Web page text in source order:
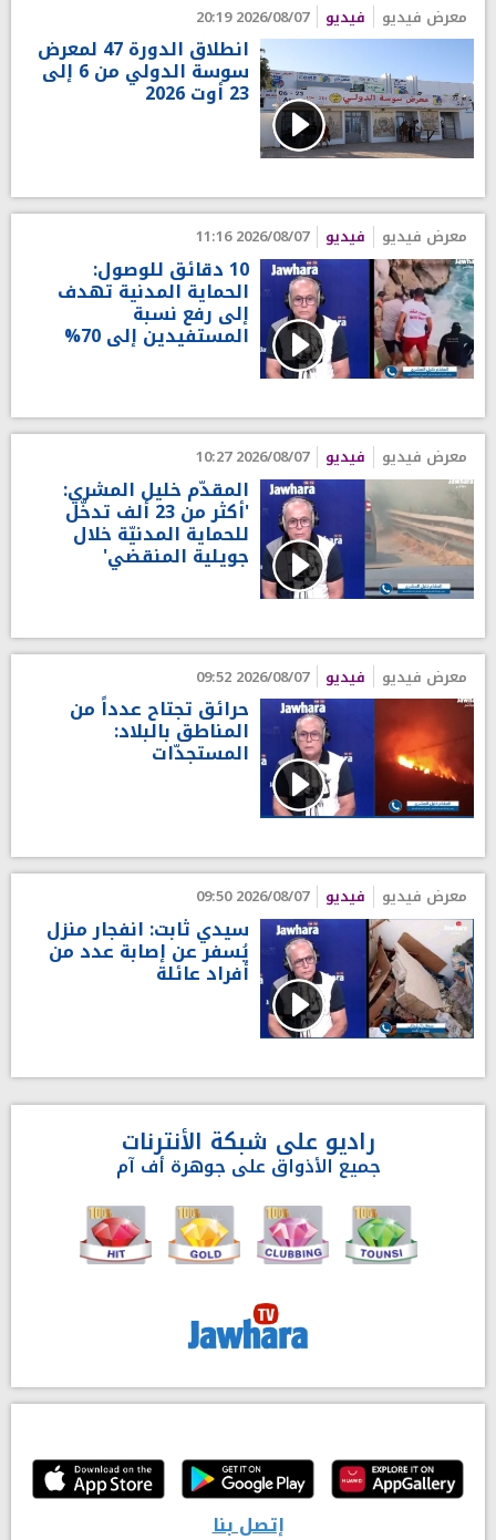
معرض فيديو فيديو 2026/08/07 20:19
انطلاق الدورة 47 لمعرض
سوسة الدولي من 6 إلى
23 أوت 2026
معرض فيديو فيديو 2026/08/07 11:16
10 دقائق للوصول:
الحماية المدنية تهدف
إلى رفع نسبة
المستفيدين إلى 70%
معرض فيديو فيديو 2026/08/07 10:27
المقدّم خليل المشري:
'أكثر من 23 ألف تدخّل
للحماية المدنيّة خلال
جويلية المنقضي'
معرض فيديو فيديو 2026/08/07 09:52
حرائق تجتاح عدداً من
المناطق بالبلاد:
المستجدّات
معرض فيديو فيديو 2026/08/07 09:50
سيدي ثابت: انفجار منزل
يُسفر عن إصابة عدد من
أفراد عائلة
راديو على شبكة الأنترنات
جميع الأذواق على جوهرة أف آم
إتصل بنا